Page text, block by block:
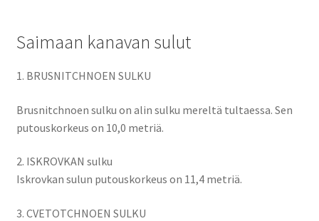
Saimaan kanavan sulut
1. BRUSNITCHNOEN SULKU
Brusnitchnoen sulku on alin sulku mereltä tultaessa. Sen
putouskorkeus on 10,0 metriä.
2. ISKROVKAN sulku
Iskrovkan sulun putouskorkeus on 11,4 metriä.
3. CVETOTCHNOEN SULKU